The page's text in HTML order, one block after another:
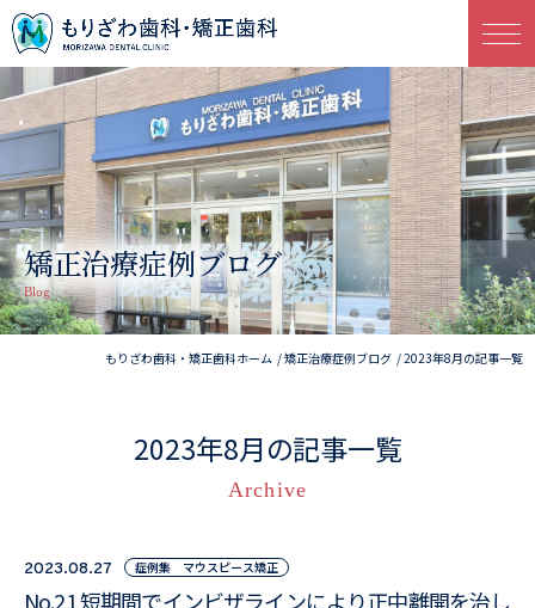
矯正治療症例ブログ
Blog
もりざわ歯科・矯正歯科ホーム 矯正治療症例ブログ 2023年8月の記事一覧
2023年8月の記事一覧
Archive
2023.08.27 症例集 マウスピース矯正
No.21 短期間でインビザラインにより正中離開を治し